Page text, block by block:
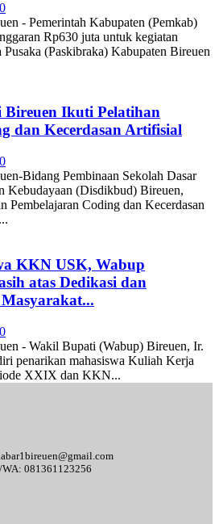
0
- Pemerintah Kabupaten (Pemkab)
Rp630 juta untuk kegiatan
Pusaka (Paskibraka) Kabupaten Bireuen
Ikuti Pelatihan
dan Kecerdasan Artifisial
0
Bidang Pembinaan Sekolah Dasar
Kebudayaan (Disdikbud) Bireuen,
Pembelajaran Coding dan Kecerdasan
KKN USK, Wabup
atas Dedikasi dan
0
- Wakil Bupati (Wabup) Bireuen, Ir.
penarikan mahasiswa Kuliah Kerja
XXIX dan KKN...
081361123256